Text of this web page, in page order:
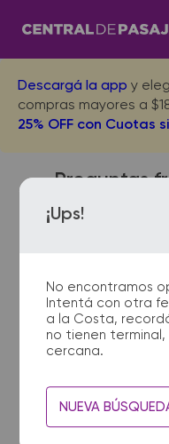
Descargá la app y
compras mayores a
25% OFF con Cuotas
¡Ups!
No encontramos
Intentá con otra
a la Costa,
no tienen
cercana.
NUEVA
Preguntas
viaje desde
Claromeco
¿Dónde
Necochea
La terminal